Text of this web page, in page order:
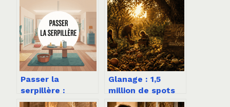
Passer la
serpillère :
méthodes
Glanage : 1,5
million de spots
gratuits et 3